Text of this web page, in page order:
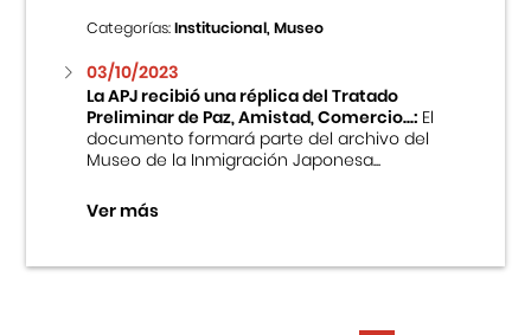
Categorías:Institucional, Museo
03/10/2023
La APJ recibió una réplica del Tratado
Preliminar de Paz, Amistad, Comercio...:El
documento formará parte del archivo del
Museo de la Inmigración Japonesa...
Ver más